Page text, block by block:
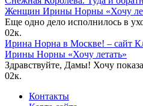
Женщин Ирины Норны «Хочу
Еще одно дело исполнилось в
02к.
Ирина Норна в Москве! – сайт
Ирины Норны «Хочу летать»
Здравствуйте, Дамы! Хочу
02к.
Контакты